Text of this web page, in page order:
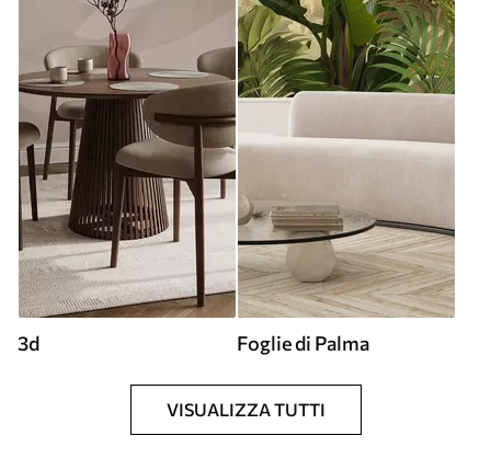
3d Foglie di Palma
VISUALIZZA TUTTI